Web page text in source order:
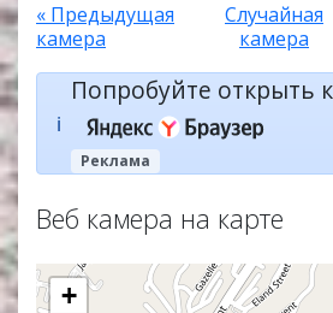
« Предыдущая
камера
Случайная
камера
ℹ️
Попробуйте открыть
Реклама
Веб камера на карте
+